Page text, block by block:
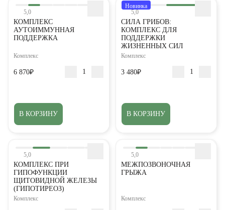
5,0
КОМПЛЕКС
АУТОИММУННАЯ
ПОДДЕРЖКА
Комплекс
6 870₽
В КОРЗИНУ
Новинка
5,0
СИЛА ГРИБОВ:
КОМПЛЕКС ДЛЯ
ПОДДЕРЖКИ
ЖИЗНЕННЫХ СИЛ
Комплекс
3 480₽
В КОРЗИНУ
5,0
КОМПЛЕКС ПРИ
ГИПОФУНКЦИИ
ЩИТОВИДНОЙ ЖЕЛЕЗЫ
(ГИПОТИРЕОЗ)
Комплекс
5,0
МЕЖПОЗВОНОЧНАЯ
ГРЫЖА
Комплекс
Введите корректное значение
пользовательского соглашения
политикой
ОТМЕНИТЬ
Введите корректное значение
СОХРАНИТЬ
Email
пользовательского соглашения
Email
пользовательского соглашения